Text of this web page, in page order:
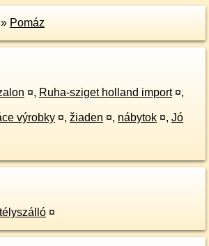
» Pomáz
¤, Ruha-sziget holland import ¤,
výrobky ¤, žiaden ¤, nábytok ¤, Jó
¤